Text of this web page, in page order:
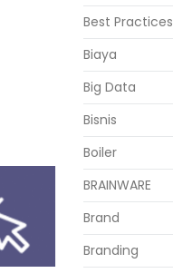
Best Practices
Biaya
Big Data
Bisnis
Boiler
BRAINWARE
Brand
Branding